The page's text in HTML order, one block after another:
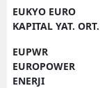
EUKYO EURO
KAPITAL YAT. ORT.
EUPWR
EUROPOWER
ENERJI